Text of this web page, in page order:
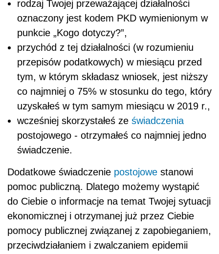
rodzaj Twojej przeważającej działalności
oznaczony jest kodem PKD wymienionym w
punkcie „Kogo dotyczy?”,
przychód z tej działalności (w rozumieniu
przepisów podatkowych) w miesiącu przed
tym, w którym składasz wniosek, jest niższy
co najmniej o 75% w stosunku do tego, który
uzyskałeś w tym samym miesiącu w 2019 r.,
wcześniej skorzystałeś ze świadczenia
postojowego - otrzymałeś co najmniej jedno
świadczenie.
Dodatkowe świadczenie postojowe stanowi
pomoc publiczną. Dlatego możemy wystąpić
do Ciebie o informacje na temat Twojej sytuacji
ekonomicznej i otrzymanej już przez Ciebie
pomocy publicznej związanej z zapobieganiem,
przeciwdziałaniem i zwalczaniem epidemii